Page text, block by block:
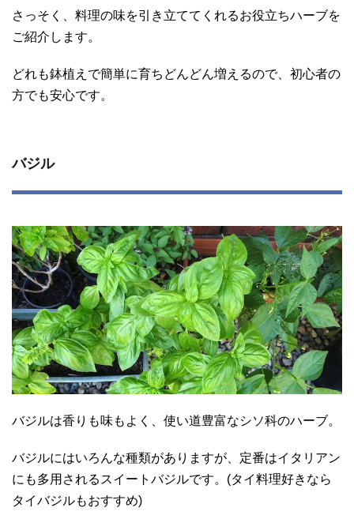
さっそく、料理の味を引き立ててくれるお役立ちハーブを
ご紹介します。
どれも鉢植えで簡単に育ちどんどん増えるので、初心者の
方でも安心です。
バジル
バジルは香りも味もよく、使い道豊富なシソ科のハーブ。
バジルにはいろんな種類がありますが、定番はイタリアン
にも多用されるスイートバジルです。(タイ料理好きなら
タイバジルもおすすめ)